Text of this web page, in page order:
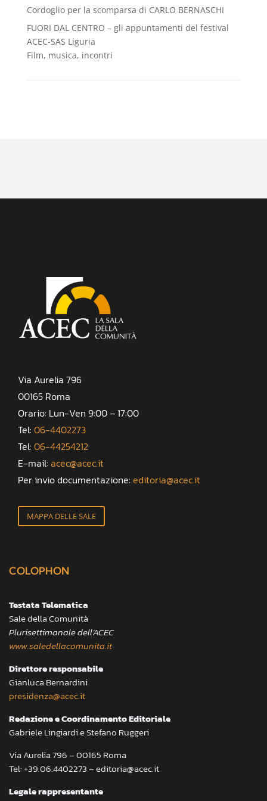
Cordoglio per la scomparsa di CARLO BERNASCHI
FUORI DAL CENTRO – gli appuntamenti del festival
ACEC-SAS Liguria
Film, musica, incontri
Via Aurelia 796
00165 Roma
Orario: Lun-Ven 9:00 – 17:00
Tel: 06-4402273
Tel: 06-44254212
E-mail: acec@acec.it
Per invio documentazione: editoria@acec.it
MAPPA DELLE SALE
COLOPHON
Testata Telematica
Sale della Comunità
Plurisettimanale dell’ACEC
www.saledellacomunita.it
Direttore responsabile
Gianluca Bernardini
presidenza@acec.it
Redazione e Coordinamento Editoriale
Gabriele Lingiardi e Stefano Ruggeri
Via Aurelia 796 – 00165 Roma
Tel: +39.06.4402273 – editoria@acec.it
Legale rappresentante